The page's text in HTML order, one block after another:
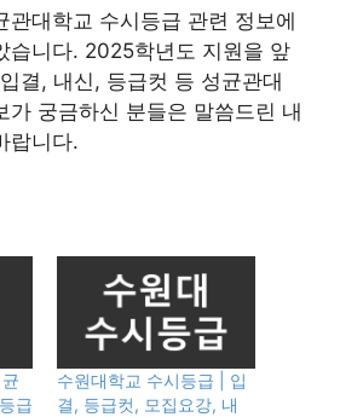
관대학교 수시등급 관련 정보에
습니다. 2025학년도 지원을 앞
결, 내신, 등급컷 등 성균관대
가 궁금하신 분들은 말씀드린 내
랍니다.
급
수원대학교 수시등급 | 입
결, 등급컷, 모집요강, 내